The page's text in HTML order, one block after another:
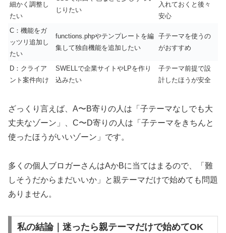
細かく調整し
たい
じりたい
入れておくと後々
安心
C：機能をガ
ッツリ追加し
たい
functions.phpやテンプレートを編
集して独自機能を追加したい
子テーマを使うの
がおすすめ
D：クライア
ント案件向け
SWELLで企業サイトやLPを作り
込みたい
子テーマ前提で設
計したほうが安全
ざっくり言えば、A〜B寄りの人は「子テーマなしでも大
丈夫なゾーン」、C〜D寄りの人は「子テーマをきちんと
使ったほうがいいゾーン」です。
多くの個人ブロガーさんはAかBに当てはまるので、「難
しそうだからまだいいか」と親テーマだけで始めても問題
ありません。
私の結論｜迷ったら親テーマだけで始めてOK